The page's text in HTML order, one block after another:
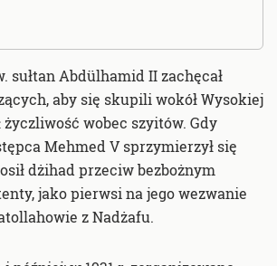
sułtan Abdülhamid II zachęcał
aby się skupili wokół Wysokiej
życzliwość wobec szyitów. Gdy
Mehmed V sprzymierzył się
dżihad przeciw bezbożnym
jako pierwsi na jego wezwanie
z Nadżafu.